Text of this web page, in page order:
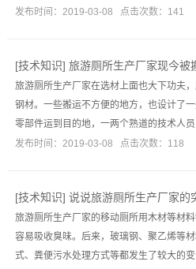
发布时间：2019-03-08 点击次数：141
[技术知识] 旅游厕所生产厂家现今被
旅游厕所生产厂家在选材上面也大下功夫
钢材。一些搬运不方便的地方，也设计了
零部件运到目的地，一两个熟道的技术人
发布时间：2019-03-08 点击次数：118
[技术知识] 说说旅游厕所生产厂家的
旅游厕所生产厂家的移动厕所用木材等材
容易吸收臭味。后来，玻璃钢、聚乙烯等
式、粪便污水处理方式等都发生了较大的